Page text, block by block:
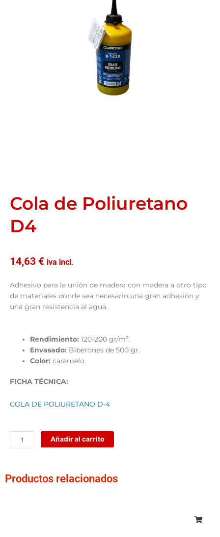
Cola de Poliuretano
D4
14,63 € iva incl.
Adhesivo para la unión de madera con madera a otro tipo
de materiales donde sea necesario una gran adhesión y
una gran resistencia al agua.
Rendimiento: 120-200 gr/m².
Envasado: Biberones de 500 gr.
Color: caramelo
FICHA TÉCNICA:
COLA DE POLIURETANO D-4
Cola
de
cantidad
Añadir al carrito
Productos relacionados